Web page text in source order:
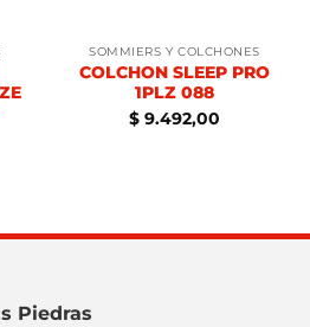
SOMMIERS Y COLCHONES
COLCHON SLEEP PRO
1PLZ 088
$ 9.492,00
Piedras